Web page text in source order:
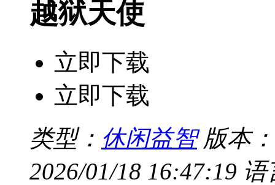
越狱天使
立即下载
立即下载
类型： 休闲益智 版本
2026/01/18 16:47:19 语